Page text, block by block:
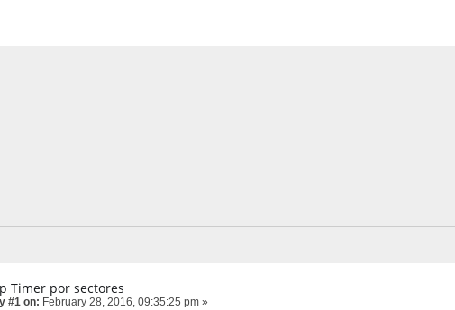
Timer por sectores
#1 on: February 28, 2016, 09:35:25 pm »